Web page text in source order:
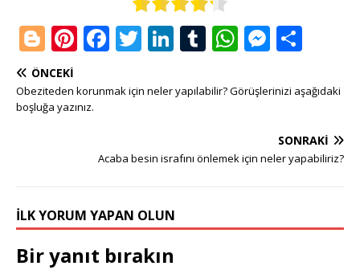
Bl
o
g
g
Pi
te
r
st
F
c
o
k
T
it
Li
k
n
T
m
W
at
p
M
ss
n
g
r
ar
ÖNCEKI
Obeziteden korunmak için neler yapılabilir? Görüşlerinizi aşağıdaki
boşluğa yazınız.
SONRAKI
Acaba besin israfını önlemek için neler yapabiliriz?
İLK YORUM YAPAN OLUN
Bir yanıt bırakın